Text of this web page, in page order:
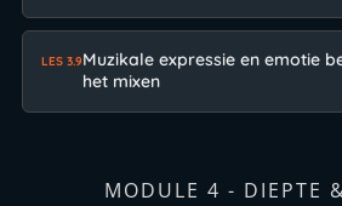
LES 3.9Muzikale expressie en emotie
het mixen
MODULE 4 - DIEPTE